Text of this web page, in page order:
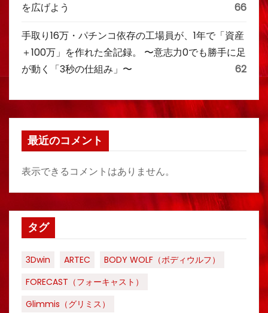
を広げよう
66
手取り16万・パチンコ依存の工場員が、1年で「資産
＋100万」を作れた全記録。 〜意志力0でも勝手に足
が動く「3秒の仕組み」〜
62
最近のコメント
表示できるコメントはありません。
タグ
3Dwin ARTEC
BODY WOLF（ボディウルフ）
FORECAST（フォーキャスト）
Glimmis（グリミス）